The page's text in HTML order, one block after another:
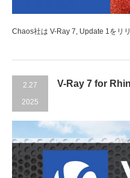
Chaos社は V-Ray 7, Update 1をリ
2.27
2025
V-Ray 7 for